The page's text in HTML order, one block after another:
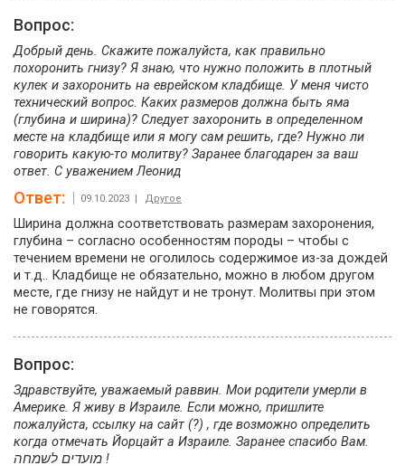
Вопрос:
Добрый день. Скажите пожалуйста, как правильно
похоронить гнизу? Я знаю, что нужно положить в плотный
кулек и захоронить на еврейском кладбище. У меня чисто
технический вопрос. Каких размеров должна быть яма
(глубина и ширина)? Следует захоронить в определенном
месте на кладбище или я могу сам решить, где? Нужно ли
говорить какую-то молитву? Заранее благодарен за ваш
ответ. С уважением Леонид
Ответ: 09.10.2023 | Другое
Ширина должна соответствовать размерам захоронения,
глубина – согласно особенностям породы – чтобы с
течением времени не оголилось содержимое из-за дождей
и т.д.. Кладбище не обязательно, можно в любом другом
месте, где гнизу не найдут и не тронут. Молитвы при этом
не говорятся.
Вопрос:
Здравствуйте, уважаемый раввин. Мои родители умерли в
Америке. Я живу в Израиле. Если можно, пришлите
пожалуйста, ссылку на сайт (?) , где возможно определить
когда отмечать Йорцайт а Израиле. Заранее спасибо Вам.
מועדים לשמחה !